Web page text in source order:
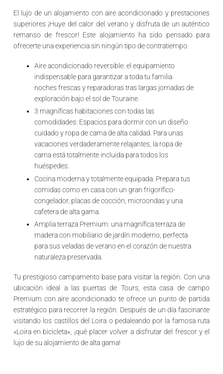
El lujo de un alojamiento con aire acondicionado y prestaciones
superiores¡Huye del calor del verano y disfruta de un auténtico
remanso de frescor! Este alojamiento ha sido pensado para
ofrecerte una experiencia sin ningún tipo de contratiempo:
Aire acondicionado reversible: el equipamiento
indispensable para garantizar a toda tu familia
noches frescas y reparadoras tras largas jornadas de
exploración bajo el sol de Touraine.
3 magníficas habitaciones con todas las
comodidades: Espacios para dormir con un diseño
cuidado y ropa de cama de alta calidad. Para unas
vacaciones verdaderamente relajantes, la ropa de
cama está totalmente incluida para todos los
huéspedes.
Cocina moderna y totalmente equipada: Prepara tus
comidas como en casa con un gran frigorífico-
congelador, placas de cocción, microondas y una
cafetera de alta gama.
Amplia terraza Premium: una magnífica terraza de
madera con mobiliario de jardín moderno, perfecta
para sus veladas de verano en el corazón de nuestra
naturaleza preservada.
Tu prestigioso campamento base para visitar la región. Con una
ubicación ideal a las puertas de Tours, esta casa de campo
Premium con aire acondicionado te ofrece un punto de partida
estratégico para recorrer la región. Después de un día fascinante
visitando los castillos del Loira o pedaleando por la famosa ruta
«Loira en bicicleta», ¡qué placer volver a disfrutar del frescor y el
lujo de su alojamiento de alta gama!